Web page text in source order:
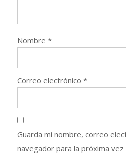
Nombre *
Correo electrónico *
Guarda mi nombre, correo
navegador para la próxima